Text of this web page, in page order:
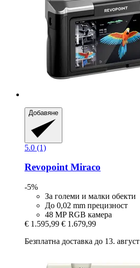
Добавяне
5.0 (1)
RevopointMiraco
-5%
За големи и малки обекти
До 0,02 mm прецизност
48 MP RGB камера
€ 1.595,99 € 1.679,99
Безплатна доставка до 13. август